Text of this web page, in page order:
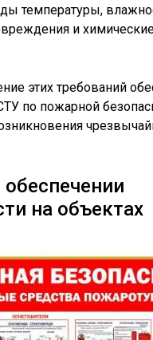
температуры,
и
этих требований
по пожарной
на объектах